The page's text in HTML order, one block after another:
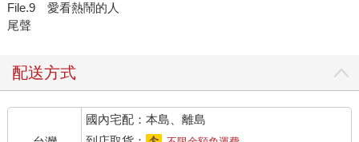
File.9 愛看熱鬧的人
尾聲
配送方式
國內宅配：本島、離島